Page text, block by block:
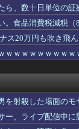
た結果……
で寵愛されるんだ
の誕生日を迎える・
ンで冷えるまでの
拒否され受け取れ
戦敗退
wwwwwww
がアツいと個人的
て恋愛関係のスレ
折りたたみ傘『傘
ら、数十日単位の
。食品消費税減税
ス20万円も吹き飛ん
ｗｗｗｗｗｗｗｗｗ
を射殺した場面のモ
ー、ライブ配信中に